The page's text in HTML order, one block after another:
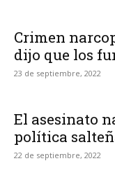
Crimen
dijo que los
23 de septiembre, 2022
El asesinato
política
22 de septiembre, 2022